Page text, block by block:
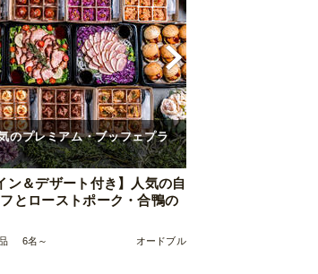
のプレミアム・ブッフェプラ
ン＆デザート付き】人気の自
とローストポーク・合鴨の
6名～ オードブル